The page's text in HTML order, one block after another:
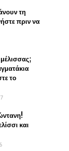
τη
πριν να
το
και